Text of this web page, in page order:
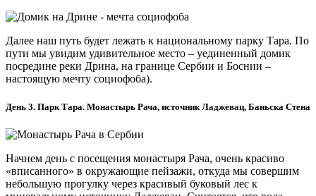
Далее наш путь будет лежать к национальному парку Тара. По
пути мы увидим удивительное место – уединенный домик
посредине реки Дрина, на границе Сербии и Боснии –
настоящую мечту социофоба).
День 3. Парк Тара. Монастырь Рача, источник Ладжевац, Баньска Стена
Начнем день с посещения монастыря Рача, очень красиво
«вписанного» в окружающие пейзажи, откуда мы совершим
небольшую прогулку через красивый буковый лес к